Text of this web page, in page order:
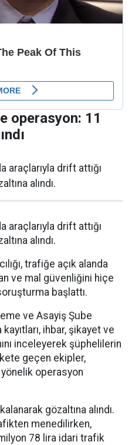
operasyon: 11
araçlarıyla drift attığı
alındı.
araçlarıyla drift attığı
alındı.
trafiğe açık alanda
ve mal güvenliğini hiçe
başlattı.
ve Asayiş Şube
ihbar, şikayet ve
inceleyerek şüphelilerin
geçen ekipler,
operasyon
gözaltına alındı.
menedilirken,
78 lira idari trafik